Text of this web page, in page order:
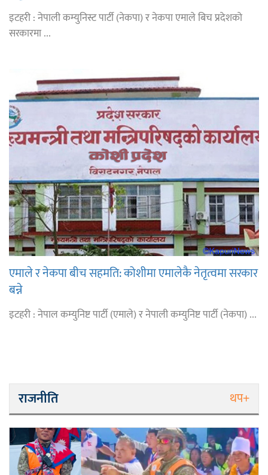
इटहरी : नेपाली कम्युनिस्ट पार्टी (नेकपा) र नेकपा एमाले बिच प्रदेशको
सरकारमा ...
एमाले र नेकपा बीच सहमति: कोशीमा एमालेकै नेतृत्वमा सरकार
बन्ने
इटहरी : नेपाल कम्युनिष्ट पार्टी (एमाले) र नेपाली कम्युनिष्ट पार्टी (नेकपा) ...
राजनीति थप+